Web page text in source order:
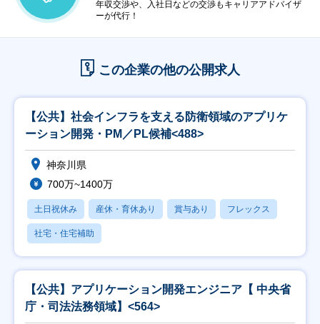
年収交渉や、入社日などの交渉もキャリアアドバイザ
ーが代行！
この企業の他の公開求人
【公共】社会インフラを支える防衛領域のアプリケ
ーション開発・PM／PL候補<488>
神奈川県
700万~1400万
土日祝休み 産休・育休あり 賞与あり フレックス
社宅・住宅補助
【公共】アプリケーション開発エンジニア【 中央省
庁・司法法務領域】<564>